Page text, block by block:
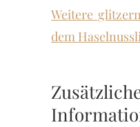
Weitere
dem